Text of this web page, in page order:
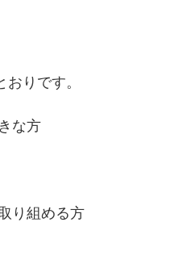
りです。
な方
り組める方